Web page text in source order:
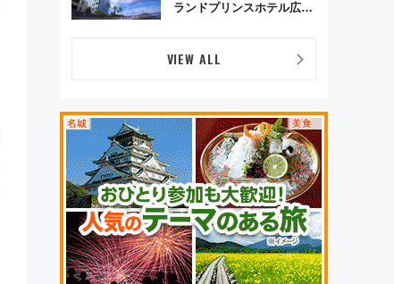
ランドプリンスホテル広島
VIEW ALL